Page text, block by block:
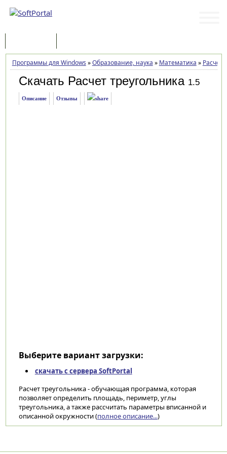
Программы для Windows »Образование, наука » Математика » Расчет
Скачать Расчет треугольника 1.5
Описание Отзывы
Выберите вариант загрузки:
скачать с сервера SoftPortal
Расчет треугольника - обучающая программа, которая
позволяет определить площадь, периметр, углы
треугольника, а также рассчитать параметры вписанной и
описанной окружности (полное описание...)